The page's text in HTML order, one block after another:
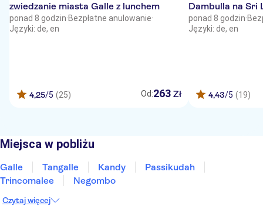
zwiedzanie miasta Galle z lunchem
ponad 8 godzin·Bezpłatne anulowanie·
Języki: de, en
4,25/5 (25) Od:263 Zł
Dambulla na Sri
ponad 8 godzin·
Języki: de, en
4,43/5 (19)
Miejsca w pobliżu
Galle Tangalle Kandy
Passikudah
Trincomalee
Negombo
Czytaj więcej